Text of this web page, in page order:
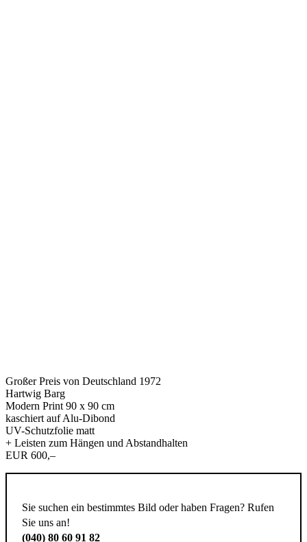
Großer Preis von Deutschland 1972
Hartwig Barg
Modern Print 90 x 90 cm
kaschiert auf Alu-Dibond
UV-Schutzfolie matt
+ Leisten zum Hängen und Abstandhalten
EUR 600,–
Sie suchen ein bestimmtes Bild oder haben Fragen? Rufen
Sie uns an!
(040) 80 60 91 82